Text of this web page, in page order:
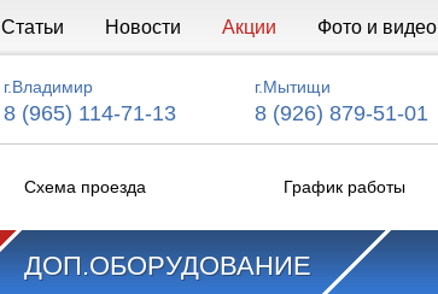
Статьи Новости Акции Фото и видео
г.Владимир
8 (965) 114-71-13
г.Мытищи
8 (926) 879-51-01
Схема проезда График работы
ДОП.ОБОРУДОВАНИЕ